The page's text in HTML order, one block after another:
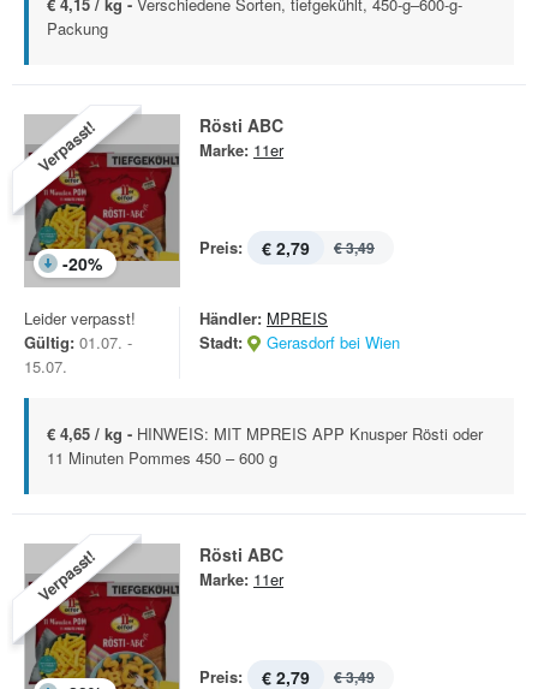
Packung
Verpasst!
-20%
Rösti ABC
Marke: 11er
Preis: € 2,79 € 3,49
Leider verpasst!
Gültig: 01.07. -
15.07.
Händler: MPREIS
Stadt:
Gerasdorf bei Wien
€ 4,65 / kg - HINWEIS: MIT MPREIS APP Knusper Rösti oder
11 Minuten Pommes 450 – 600 g
Verpasst! Rösti ABC
Marke: 11er
Preis: € 2,79 € 3,49